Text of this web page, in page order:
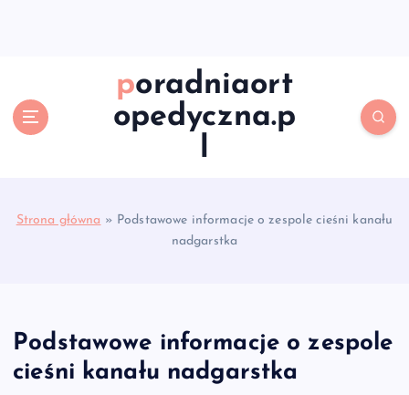
poradniaort
opedyczna.p
l
Strona główna » Podstawowe informacje o zespole cieśni kanału
nadgarstka
Podstawowe informacje o zespole
cieśni kanału nadgarstka